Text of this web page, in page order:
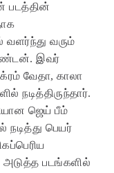
படத்தின்
வளர்ந்து வரும்
இவர்
வேதா, காலா
நடித்திருந்தார்.
ஜெய் பீம்
நடித்து பெயர்
அடுத்த படங்களில்